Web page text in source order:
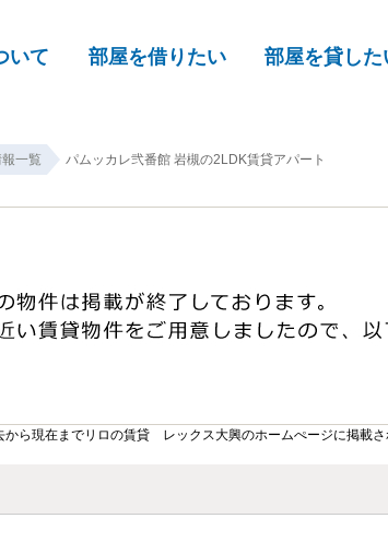
いて 部屋を借りたい 部屋を貸した
一覧 パムッカレ弐番館 岩槻の2LDK賃貸アパート
ら現在までリロの賃貸 レックス大興のホームぺージに掲載さ